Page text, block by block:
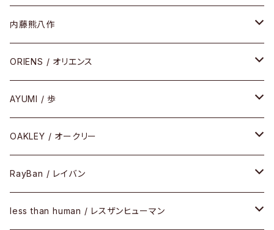
HEAVY EDITION
COMBI （コンビシリーズ）
PREMIUM（プレミアムシリーズ）
PLASTIC（プラスティックシリーズ）
SIRMONT（サーモントシリーズ）
SUNSHIFT
セル
コンビ
メタル
セル
コンビ
内藤熊八作
セル
メタル
コンビ
ORIENS / オリエンス
セルフレーム
メタルフレーム
その他
AYUMI / 歩
セルフレーム
OAKLEY / オークリー
メガネフレーム
サングラス
RayBan / レイバン
メガネフレーム
less than human / レスザンヒューマン